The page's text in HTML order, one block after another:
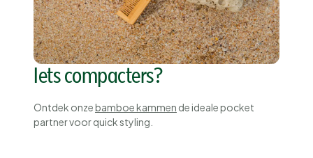
Iets compacters?
Ontdek onzebamboe kammen de ideale pocket
partner voorquick styling